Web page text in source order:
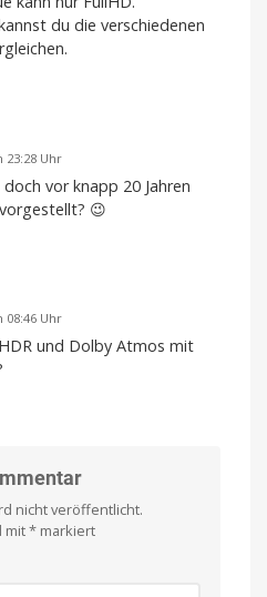
du die verschiedenen
23:28 Uhr
vor knapp 20 Jahren
😉
08:46 Uhr
und Dolby Atmos mit
nicht veröffentlicht.
mit* markiert